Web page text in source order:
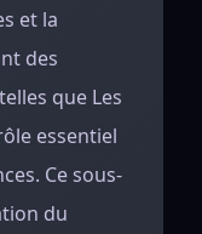
et la
des
que Les
essentiel
Ce sous-
du